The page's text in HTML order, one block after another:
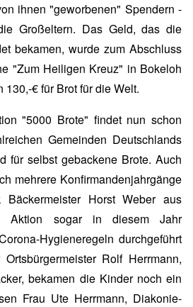
ihnen "geworbenen" Spendern -
Großeltern. Das Geld, das die
bekamen, wurde zum Abschluss
"Zum Heiligen Kreuz" in Bokeloh
€ für Brot für die Welt.
"5000 Brote" findet nun schon
Gemeinden Deutschlands
für selbst gebackene Brote. Auch
mehrere Konfirmandenjahrgänge
Horst Weber aus
Aktion sogar in diesem Jahr
Hygieneregeln durchgeführt
Rolf Herrmann,
bekamen die Kinder noch ein
Frau Ute Herrmann, Diakonie-